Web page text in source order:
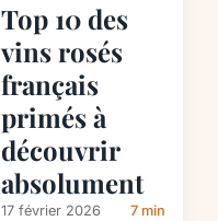
Top 10 des
vins rosés
français
primés à
découvrir
absolument
17 février 2026 7 min